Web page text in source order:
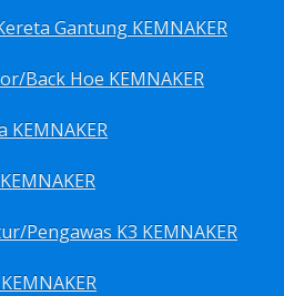
Gantung KEMNAKER
Back Hoe KEMNAKER
KEMNAKER
Pengawas K3 KEMNAKER